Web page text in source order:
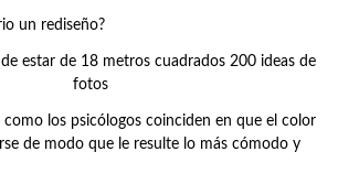
un rediseño?
como los psicólogos coinciden en que el color
de modo que le resulte lo más cómodo y